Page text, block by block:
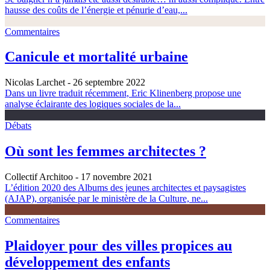
hausse des coûts de l’énergie et pénurie d’eau,...
Commentaires
Canicule et mortalité urbaine
Nicolas Larchet - 26 septembre 2022
Dans un livre traduit récemment, Eric Klinenberg propose une
analyse éclairante des logiques sociales de la...
Débats
Où sont les femmes architectes ?
Collectif Architoo - 17 novembre 2021
L’édition 2020 des Albums des jeunes architectes et paysagistes
(AJAP), organisée par le ministère de la Culture, ne...
Commentaires
Plaidoyer pour des villes propices au
développement des enfants